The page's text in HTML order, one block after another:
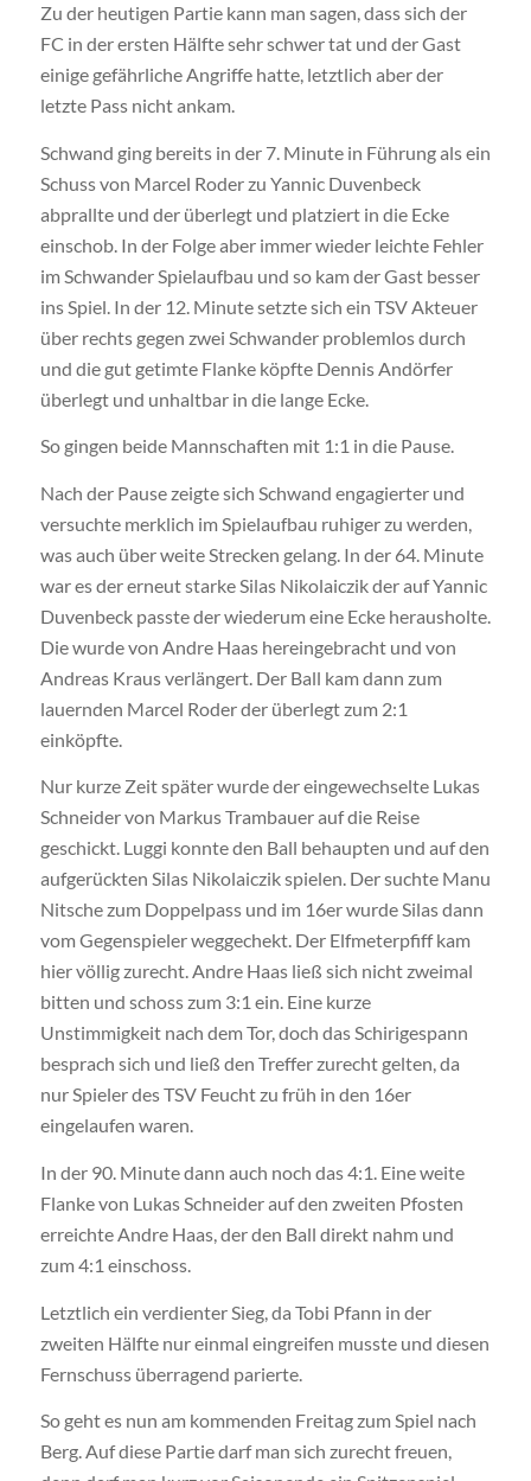
Zu der heutigen Partie kann man sagen, dass sich der
FC in der ersten Hälfte sehr schwer tat und der Gast
einige gefährliche Angriffe hatte, letztlich aber der
letzte Pass nicht ankam.
Schwand ging bereits in der 7. Minute in Führung als ein
Schuss von Marcel Roder zu Yannic Duvenbeck
abprallte und der überlegt und platziert in die Ecke
einschob. In der Folge aber immer wieder leichte Fehler
im Schwander Spielaufbau und so kam der Gast besser
ins Spiel. In der 12. Minute setzte sich ein TSV Akteuer
über rechts gegen zwei Schwander problemlos durch
und die gut getimte Flanke köpfte Dennis Andörfer
überlegt und unhaltbar in die lange Ecke.
So gingen beide Mannschaften mit 1:1 in die Pause.
Nach der Pause zeigte sich Schwand engagierter und
versuchte merklich im Spielaufbau ruhiger zu werden,
was auch über weite Strecken gelang. In der 64. Minute
war es der erneut starke Silas Nikolaiczik der auf Yannic
Duvenbeck passte der wiederum eine Ecke herausholte.
Die wurde von Andre Haas hereingebracht und von
Andreas Kraus verlängert. Der Ball kam dann zum
lauernden Marcel Roder der überlegt zum 2:1
einköpfte.
Nur kurze Zeit später wurde der eingewechselte Lukas
Schneider von Markus Trambauer auf die Reise
geschickt. Luggi konnte den Ball behaupten und auf den
aufgerückten Silas Nikolaiczik spielen. Der suchte Manu
Nitsche zum Doppelpass und im 16er wurde Silas dann
vom Gegenspieler weggechekt. Der Elfmeterpfiff kam
hier völlig zurecht. Andre Haas ließ sich nicht zweimal
bitten und schoss zum 3:1 ein. Eine kurze
Unstimmigkeit nach dem Tor, doch das Schirigespann
besprach sich und ließ den Treffer zurecht gelten, da
nur Spieler des TSV Feucht zu früh in den 16er
eingelaufen waren.
In der 90. Minute dann auch noch das 4:1. Eine weite
Flanke von Lukas Schneider auf den zweiten Pfosten
erreichte Andre Haas, der den Ball direkt nahm und
zum 4:1 einschoss.
Letztlich ein verdienter Sieg, da Tobi Pfann in der
zweiten Hälfte nur einmal eingreifen musste und diesen
Fernschuss überragend parierte.
So geht es nun am kommenden Freitag zum Spiel nach
Berg. Auf diese Partie darf man sich zurecht freuen,